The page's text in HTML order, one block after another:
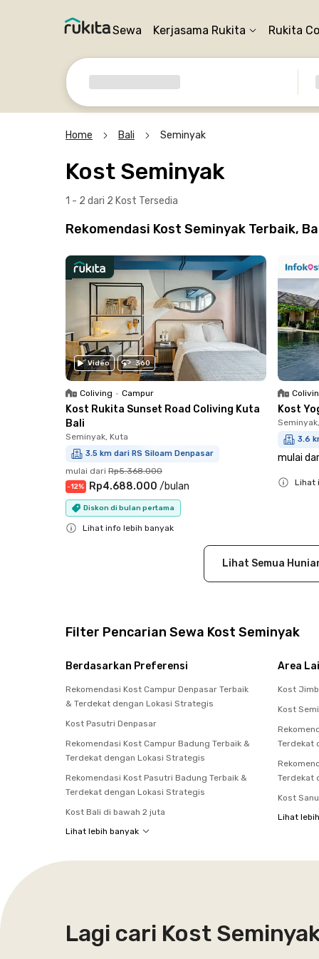
Sewa Kerjasama Rukita Rukita
Home Bali Seminyak
Kost Seminyak
1 - 2 dari 2 Kost Tersedia
Rekomendasi Kost Seminyak Terbaik,
Video 360
Coliving • Campur
Kost Rukita Sunset Road Coliving Kuta
Bali
Seminyak, Kuta
3.5 km dari RS Siloam Denpasar
mulai dari Rp5.368.000
-12% Rp4.688.000 /bulan
Diskon di bulan pertama
Lihat info lebih banyak
Kost
3.6
mulai
Lihat
Lihat Semua
Filter Pencarian Sewa Kost Seminyak
Berdasarkan Preferensi
Rekomendasi Kost Campur Denpasar Terbaik
& Terdekat dengan Lokasi Strategis
Kost Pasutri Denpasar
Rekomendasi Kost Campur Badung Terbaik &
Terdekat dengan Lokasi Strategis
Rekomendasi Kost Pasutri Badung Terbaik &
Terdekat dengan Lokasi Strategis
Kost Bali di bawah 2 juta
Lihat lebih banyak
Area
Kost
Kost
Terdekat
Terdekat
Kost
Lihat
Lagi cari Kost